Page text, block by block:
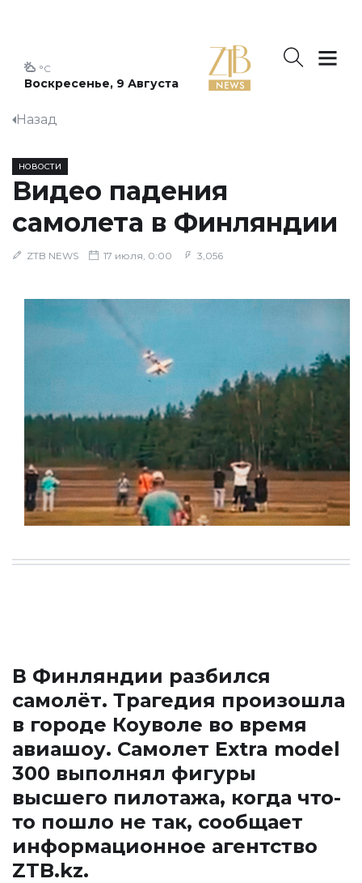
Воскресенье, 9 Августа
°C
Назад
НОВОСТИ
Видео падения
самолета в Финляндии
ZTB NEWS 17 июля, 0:00 3,056
В Финляндии разбился
самолёт. Трагедия произошла
в городе Коуволе во время
авиашоу. Самолет Extra model
300 выполнял фигуры
высшего пилотажа, когда что-
то пошло не так, сообщает
информационное агентство
ZTB.kz.